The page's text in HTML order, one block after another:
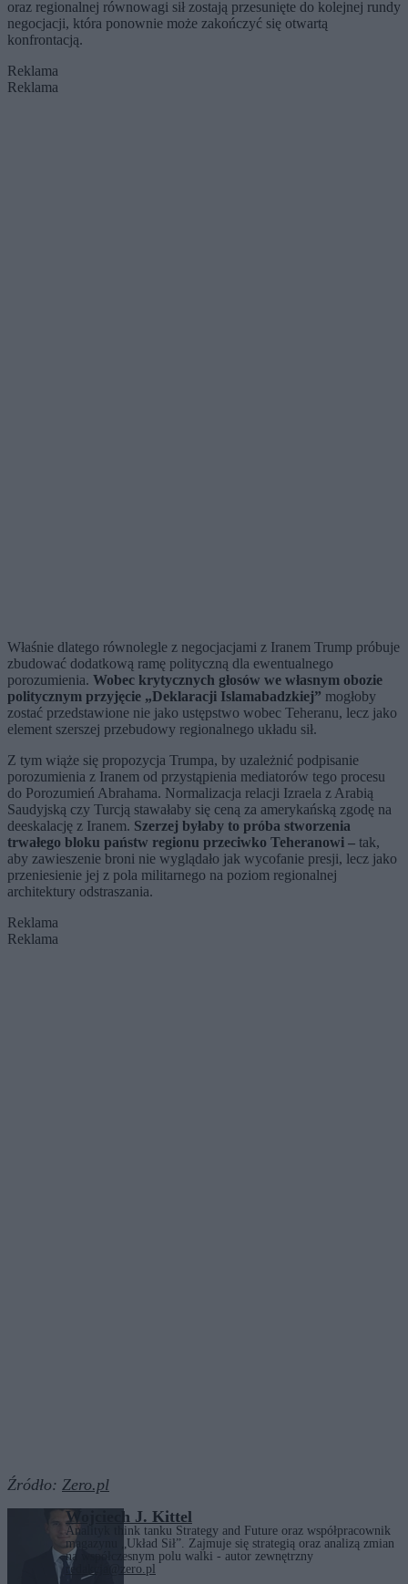
oraz regionalnej równowagi sił zostają przesunięte do kolejnej rundy
negocjacji, która ponownie może zakończyć się otwartą
konfrontacją.
Reklama
Reklama
Właśnie dlatego równolegle z negocjacjami z Iranem Trump próbuje
zbudować dodatkową ramę polityczną dla ewentualnego
porozumienia. Wobec krytycznych głosów we własnym obozie
politycznym przyjęcie „Deklaracji Islamabadzkiej” mogłoby
zostać przedstawione nie jako ustępstwo wobec Teheranu, lecz jako
element szerszej przebudowy regionalnego układu sił.
Z tym wiąże się propozycja Trumpa, by uzależnić podpisanie
porozumienia z Iranem od przystąpienia mediatorów tego procesu
do Porozumień Abrahama. Normalizacja relacji Izraela z Arabią
Saudyjską czy Turcją stawałaby się ceną za amerykańską zgodę na
deeskalację z Iranem. Szerzej byłaby to próba stworzenia
trwałego bloku państw regionu przeciwko Teheranowi – tak,
aby zawieszenie broni nie wyglądało jak wycofanie presji, lecz jako
przeniesienie jej z pola militarnego na poziom regionalnej
architektury odstraszania.
Reklama
Reklama
Źródło: Zero.pl
Wojciech J. Kittel
Analityk think tanku Strategy and Future oraz współpracownik
magazynu „Układ Sił”. Zajmuje się strategią oraz analizą zmian
na współczesnym polu walki - autor zewnętrzny
redakcja@zero.pl